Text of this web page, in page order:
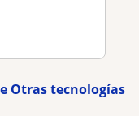
Otras tecnologías